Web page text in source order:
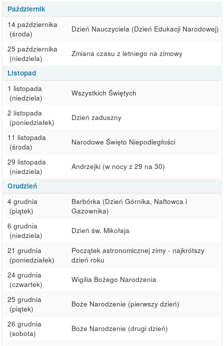
Październik
14 października
(środa)
Dzień Nauczyciela (Dzień Edukacji Narodowej)
25 października
(niedziela)
Zmiana czasu z letniego na zimowy
Listopad
1 listopada
(niedziela)
Wszystkich Świętych
2 listopada
(poniedziałek)
Dzień zaduszny
11 listopada
(środa)
Narodowe Święto Niepodległości
29 listopada
(niedziela)
Andrzejki (w nocy z 29 na 30)
Grudzień
4 grudnia
(piątek)
Barbórka (Dzień Górnika, Naftowca i
Gazownika)
6 grudnia
(niedziela)
Dzień św. Mikołaja
21 grudnia
(poniedziałek)
Początek astronomicznej zimy - najkrótszy
dzień roku
24 grudnia
(czwartek)
Wigilia Bożego Narodzenia
25 grudnia
(piątek)
Boże Narodzenie (pierwszy dzień)
26 grudnia
(sobota)
Boże Narodzenie (drugi dzień)